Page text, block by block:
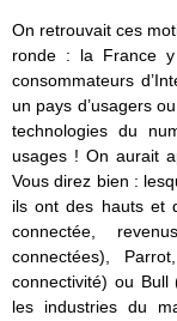
On retrouvait ces
ronde : la France
consommateurs
un pays d’usagers
technologies du
usages ! On aurait
Vous direz bien :
ils ont des hauts et
connectée,
connectées),
connectivité) ou
les industries du